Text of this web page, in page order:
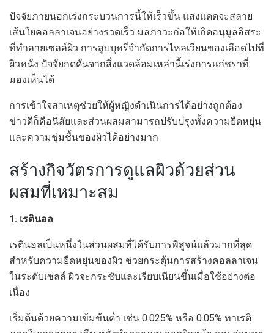
ปัจจัยภายนอกเร่งกระบวนการนี้ให้เร็วขึ้น แสงแดดจะสลาย
เส้นใยคอลลาเจนอย่างรวดเร็ว มลภาวะก่อให้เกิดอนุมูลอิสระ
ที่ทำลายเซลล์ผิว การสูบบุหรี่จำกัดการไหลเวียนของเลือดไปที่
ผิวหนัง ปัจจัยกดดันจากสิ่งแวดล้อมเหล่านี้เร่งการแก่ชราที่
มองเห็นได้
การเข้าใจสาเหตุช่วยให้ผู้หญิงดำเนินการได้อย่างถูกต้อง
ข่าวดีก็คือนิสัยและส่วนผสมสามารถปรับปรุงทั้งความยืดหยุ่น
และความชุ่มชื้นของผิวได้อย่างมาก
สร้างกิจวัตรการดูแลผิวด้วยส่วน
ผสมที่เหมาะสม
1. เรตินอล
เรตินอลเป็นหนึ่งในส่วนผสมที่ได้รับการพิสูจน์แล้วมากที่สุด
สำหรับความยืดหยุ่นของผิว ช่วยกระตุ้นการสร้างคอลลาเจน
ในระดับเซลล์ ผิวจะกระชับและเรียบเนียนขึ้นเมื่อใช้อย่างต่อ
เนื่อง
เริ่มต้นด้วยความเข้มข้นต่ำ เช่น 0.025% หรือ 0.05% ทาเรติ